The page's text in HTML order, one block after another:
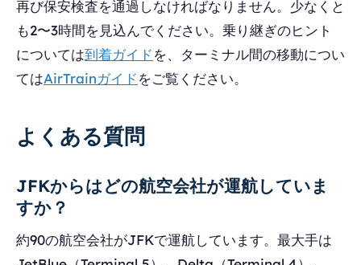
再び保安検査を通過しなければなりません。少なくと
も2〜3時間を見込んでください。乗り継ぎのヒント
については到着ガイドを、ターミナル間の移動につい
てはAirTrainガイドをご覧ください。
よくある質問
JFKからはどの航空会社が運航していま
すか？
約90の航空会社がJFKで運航しています。最大手は